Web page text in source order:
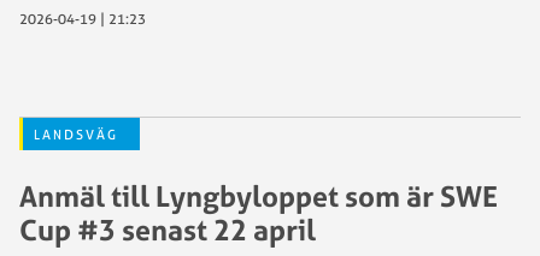
2026-04-19 | 21:23
LANDSVÄG
Anmäl till Lyngbyloppet som är SWE
Cup #3 senast 22 april